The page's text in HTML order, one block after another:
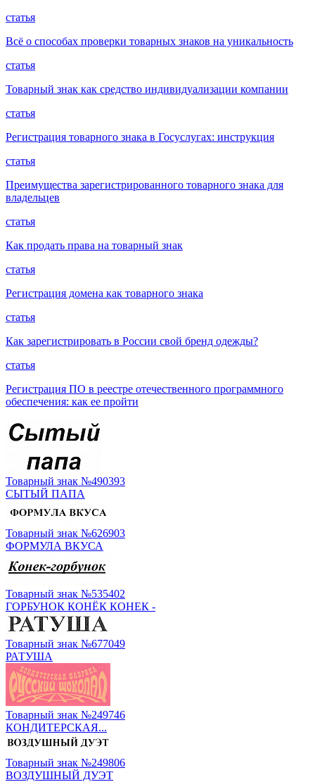
статья
Всё о способах проверки товарных знаков на уникальность
статья
Товарный знак как средство индивидуализации компании
статья
Регистрация товарного знака в Госуслугах: инструкция
статья
Преимущества зарегистрированного товарного знака для
владельцев
статья
Как продать права на товарный знак
статья
Регистрация домена как товарного знака
статья
Как зарегистрировать в России свой бренд одежды?
статья
Регистрация ПО в реестре отечественного программного
обеспечения: как ее пройти
Товарный знак №490393
СЫТЫЙ ПАПА
Товарный знак №626903
ФОРМУЛА ВКУСА
Товарный знак №535402
ГОРБУНОК КОНЁК КОНЕК -
Товарный знак №677049
РАТУША
Товарный знак №249746
КОНДИТЕРСКАЯ...
Товарный знак №249806
ВОЗДУШНЫЙ ДУЭТ